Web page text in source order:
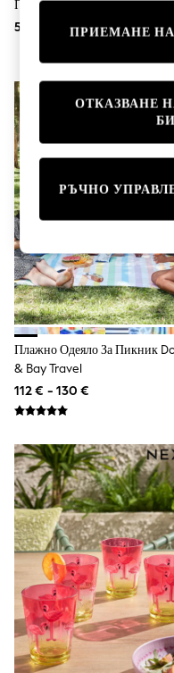
Polo Shirts
Shirts
Shorts
Sunglasses
Boys Holiday
Ponchos &
Sun Hats & Caps
Polo Shirts
Sandals &
Shirts
Shorts
Sunglasses
Sunsafe
Swimshorts
Tops & T-Shirts
Girls Holiday
All swimwear
Jumpsuits &
Rash Vests
Sandals &
Shorts
Skirts
Sunglasses
Sunsafe
Swimsuits
Tops & T-Shirts
Baby Holiday
Baby Travel
All Accessories
Beach Bags
Пикник На Открито Furn Ana
59 €
Плажно Одеяло За Пикник
& Bay Travel
112 € - 130 €
ПРИЕМАНЕ
РЪЧНО
ОТКАЗВАНЕ